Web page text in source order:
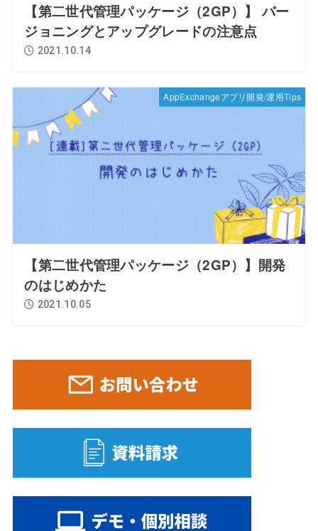
【第二世代管理パッケージ（2GP）】 バー
ジョニングとアップグレードの注意点
2021.10.14
AppExchangeアプリ開発/運用Tips
【第二世代管理パッケージ（2GP）】開発
のはじめかた
2021.10.05